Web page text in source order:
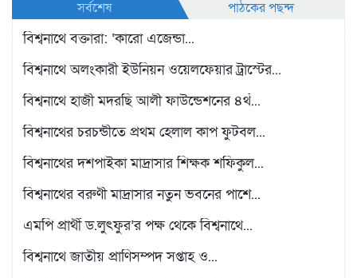
সর্বশেষ
পাঠকের পছন্দ
বিশ্বনাথে বক্তারা: ‘কারো এজেন্ডা...
বিশ্বনাথে অলংকারী ইউনিয়ন ওয়েলফেয়ার ট্রাস্টের...
বিশ্বনাথে হাজী মদরছি আলী ফাউন্ডেশনের ৪র্থ...
বিশ্বনাথের চরচন্ডীতে প্রথম হেলাল কাপ ফুটবল...
বিশ্বনাথের দশপাইকা মাদ্রাসার শিক্ষক শফিকুল...
বিশ্বনাথের বরুণী মাদ্রাসার নতুন ভবনের পাশে...
এমপি প্রার্থী ড.লুৎফুর’র পক্ষ থেকে বিশ্বনাথে...
বিশ্বনাথে জাতীয় প্রাণিসম্পদ সপ্তাহ ও...